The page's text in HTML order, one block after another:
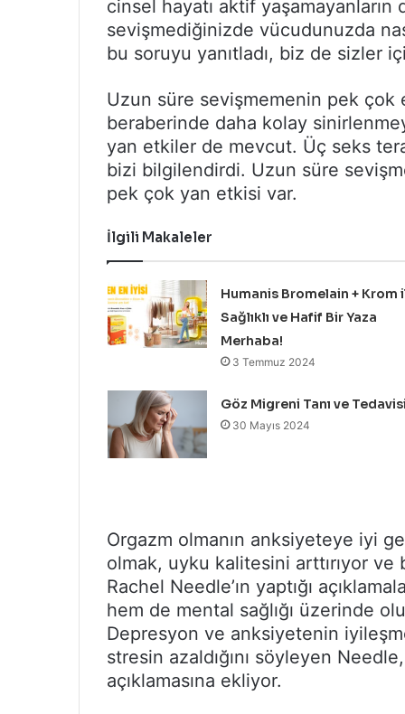
göndermek
cinsel hayatı aktif
sevişmediğinizde vücudunuzda
bu soruyu yanıtladı, biz de sizler
Uzun süre sevişmemenin pek
beraberinde daha kolay
yan etkiler de mevcut. Üç seks
bizi bilgilendirdi. Uzun süre
pek çok yan etkisi var.
İlgili Makaleler
Humanis Bromelain + Krom
Sağlıklı ve Hafif Bir Yaza
Merhaba!
3 Temmuz 2024
Göz Migreni Tanı ve
30 Mayıs 2024
Orgazm olmanın anksiyeteye iyi
olmak, uyku kalitesini arttırıyor ve
Rachel Needle’ın yaptığı
hem de mental sağlığı üzerinde
Depresyon ve anksiyetenin
stresin azaldığını söyleyen
açıklamasına ekliyor.